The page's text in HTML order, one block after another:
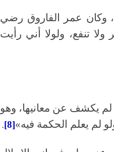
وكان عمر الفاروق رضي
تنفع، ولولا أني رأيت
لم يكشف عن معانيها، وهو
لم يعلم الحكمة فيه»[8]
.